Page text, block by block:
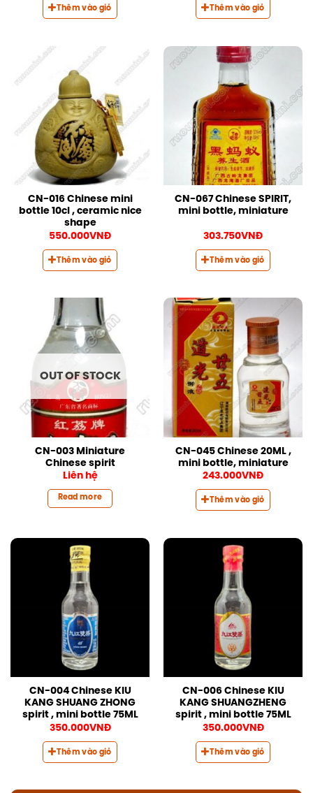
Thêm vào giỏ Thêm vào giỏ
CN-016 Chinese mini
bottle 10cl , ceramic nice
shape
550.000VNĐ
Thêm vào giỏ
CN-067 Chinese SPIRIT,
mini bottle, miniature
303.750VNĐ
Thêm vào giỏ
OUT OF STOCK
CN-003 Miniature
Chinese spirit
Liên hệ
Read more
CN-045 Chinese 20ML ,
mini bottle, miniature
243.000VNĐ
Thêm vào giỏ
CN-004 Chinese KIU
KANG SHUANG ZHONG
spirit , mini bottle 75ML
350.000VNĐ
Thêm vào giỏ
CN-006 Chinese KIU
KANG SHUANGZHENG
spirit , mini bottle 75ML
350.000VNĐ
Thêm vào giỏ